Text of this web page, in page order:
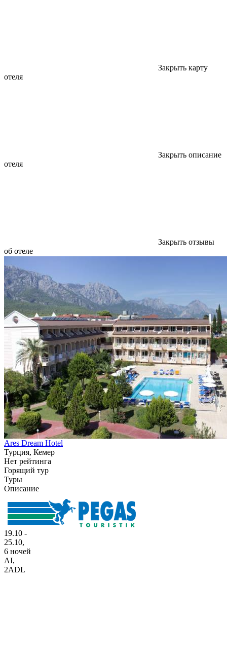
Закрыть карту
отеля
Закрыть описание
отеля
Закрыть отзывы
об отеле
Ares Dream Hotel
Турция, Кемер
Нет рейтинга
Горящий тур
Туры
Описание
19.10 -
25.10,
6 ночей
AI,
2ADL